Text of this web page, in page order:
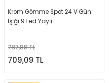
Krom Gömme Spot 24 V Gün
Işığı 9 Led Yaylı
787,88 TL
709,09 TL